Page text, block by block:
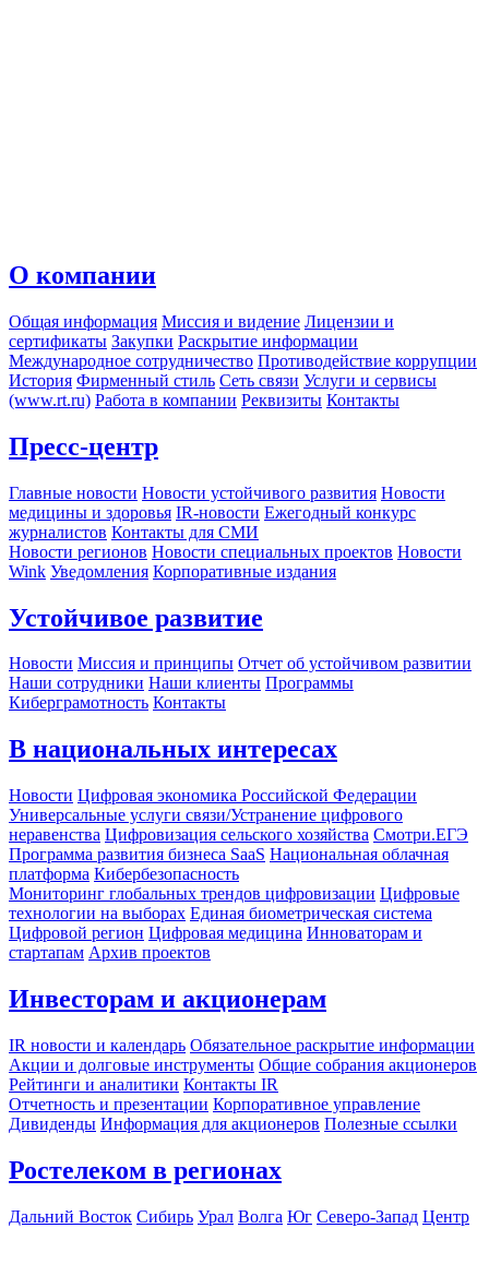
О компании
Общая информация Миссия и видение Лицензии и
сертификаты Закупки Раскрытие информации
Международное сотрудничество Противодействие коррупции
История Фирменный стиль Сеть связи Услуги и сервисы
(www.rt.ru) Работа в компании Реквизиты Контакты
Пресс-центр
Главные новости Новости устойчивого развития Новости
медицины и здоровья IR-новости Ежегодный конкурс
журналистов Контакты для СМИ
Новости регионов Новости специальных проектов Новости
Wink Уведомления Корпоративные издания
Устойчивое развитие
Новости Миссия и принципы Отчет об устойчивом развитии
Наши сотрудники Наши клиенты Программы
Киберграмотность Контакты
В национальных интересах
Новости Цифровая экономика Российской Федерации
Универсальные услуги связи/Устранение цифрового
неравенства Цифровизация сельского хозяйства Смотри.ЕГЭ
Программа развития бизнеса SaaS Национальная облачная
платформа Кибербезопасность
Мониторинг глобальных трендов цифровизации Цифровые
технологии на выборах Единая биометрическая система
Цифровой регион Цифровая медицина Инноваторам и
стартапам Архив проектов
Инвесторам и акционерам
IR новости и календарь Обязательное раскрытие информации
Акции и долговые инструменты Общие собрания акционеров
Рейтинги и аналитики Контакты IR
Отчетность и презентации Корпоративное управление
Дивиденды Информация для акционеров Полезные ссылки
Ростелеком в регионах
Дальний Восток Сибирь Урал Волга Юг Северо-Запад Центр